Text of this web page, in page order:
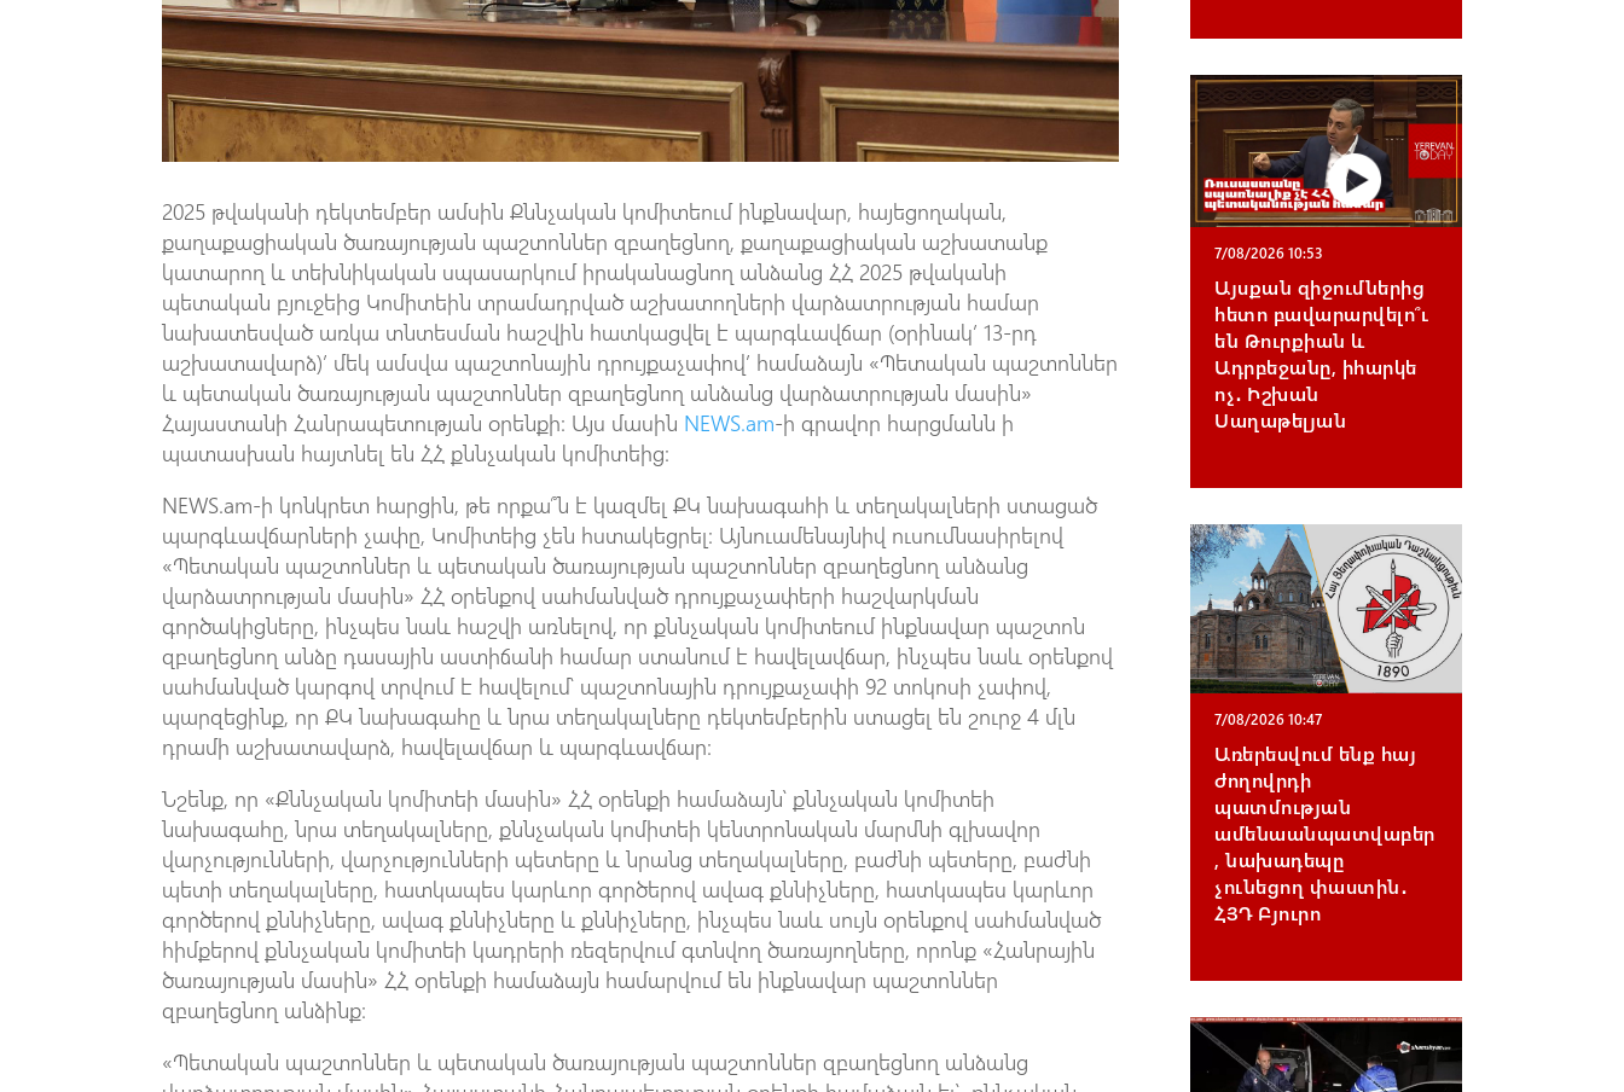
2025 թվականի դեկտեմբեր ամսին Քննչական կոմիտեում ինքնավար, հայեցողական,
քաղաքացիական ծառայության պաշտոններ զբաղեցնող, քաղաքացիական աշխատանք
կատարող և տեխնիկական սպասարկում իրականացնող անձանց ՀՀ 2025 թվականի
պետական բյուջեից Կոմիտեին տրամադրված աշխատողների վարձատրության համար
նախատեսված առկա տնտեսման հաշվին հատկացվել է պարգևավճար (օրինակ’ 13-րդ
աշխատավարձ)’ մեկ ամսվա պաշտոնային դրույքաչափով’ համաձայն «Պետական պաշտոններ
և պետական ծառայության պաշտոններ զբաղեցնող անձանց վարձատրության մասին»
Հայաստանի Հանրապետության օրենքի: Այս մասին NEWS.am-ի գրավոր հարցմանն ի
պատասխան հայտնել են ՀՀ քննչական կոմիտեից:
NEWS.am-ի կոնկրետ հարցին, թե որքա՞ն է կազմել ՔԿ նախագահի և տեղակալների ստացած
պարգևավճարների չափը, Կոմիտեից չեն հստակեցրել: Այնուամենայնիվ ուսումնասիրելով
«Պետական պաշտոններ և պետական ծառայության պաշտոններ զբաղեցնող անձանց
վարձատրության մասին» ՀՀ օրենքով սահմանված դրույքաչափերի հաշվարկման
գործակիցները, ինչպես նաև հաշվի առնելով, որ քննչական կոմիտեում ինքնավար պաշտոն
զբաղեցնող անձը դասային աստիճանի համար ստանում է հավելավճար, ինչպես նաև օրենքով
սահմանված կարգով տրվում է հավելում՝ պաշտոնային դրույքաչափի 92 տոկոսի չափով,
պարզեցինք, որ ՔԿ նախագահը և նրա տեղակալները դեկտեմբերին ստացել են շուրջ 4 մլն
դրամի աշխատավարձ, հավելավճար և պարգևավճար:
Նշենք, որ «Քննչական կոմիտեի մասին» ՀՀ օրենքի համաձայն՝ քննչական կոմիտեի
նախագահը, նրա տեղակալները, քննչական կոմիտեի կենտրոնական մարմնի գլխավոր
վարչությունների, վարչությունների պետերը և նրանց տեղակալները, բաժնի պետերը, բաժնի
պետի տեղակալները, հատկապես կարևոր գործերով ավագ քննիչները, հատկապես կարևոր
գործերով քննիչները, ավագ քննիչները և քննիչները, ինչպես նաև սույն օրենքով սահմանված
հիմքերով քննչական կոմիտեի կադրերի ռեզերվում գտնվող ծառայողները, որոնք «Հանրային
ծառայության մասին» ՀՀ օրենքի համաձայն համարվում են ինքնավար պաշտոններ
զբաղեցնող անձինք:
«Պետական պաշտոններ և պետական ծառայության պաշտոններ զբաղեցնող անձանց
7/08/2026 10:53
Այսքան զիջումներից
հետո բավարարվելո՞ւ
են Թուրքիան և
Ադրբեջանը, իհարկե
ոչ․ Իշխան
Սաղաթելյան
7/08/2026 10:47
Առերեսվում ենք հայ
ժողովրդի
պատմության
ամենաանպատվաբեր
, նախադեպը
չունեցող փաստին․
ՀՅԴ Բյուրո